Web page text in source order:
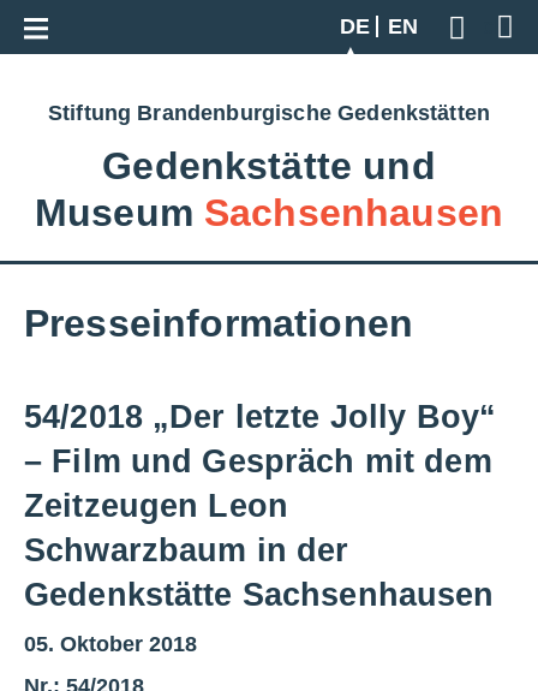
DE
EN
Geben
Zur Gesamtübersicht
Stiftung Brandenburgische Gedenkstätten
Gedenkstätte und
Museum Sachsenhausen
Presseinformationen
54/2018 „Der letzte Jolly Boy“
– Film und Gespräch mit dem
Zeitzeugen Leon
Schwarzbaum in der
Gedenkstätte Sachsenhausen
05. Oktober 2018
Nr.: 54/2018